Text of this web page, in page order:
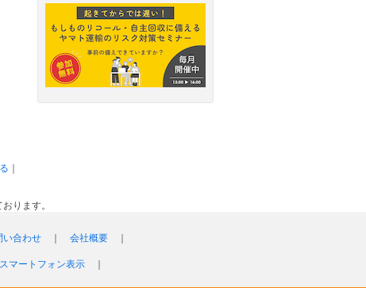
ります。
い合わせ 会社概要
スマートフォン表示